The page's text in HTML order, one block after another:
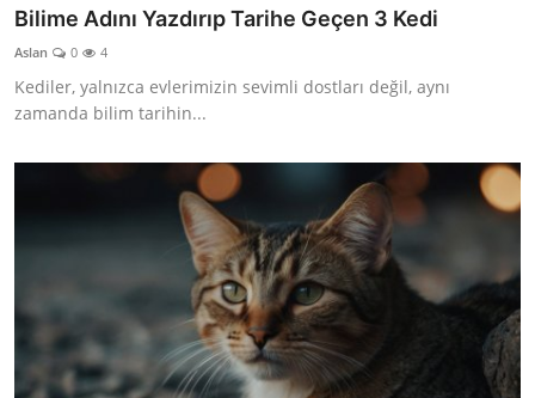
Bilime Adını Yazdırıp Tarihe Geçen 3 Kedi
Aslan 0 4
Kediler, yalnızca evlerimizin sevimli dostları değil, aynı
zamanda bilim tarihin...